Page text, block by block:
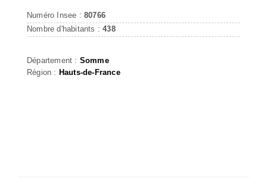
Numéro Insee : 80766
Nombre d'habitants :438
Département : Somme
Région : Hauts-de-France